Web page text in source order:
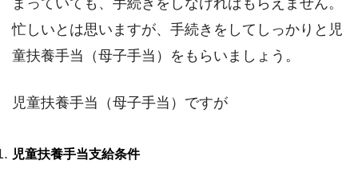
忙しいとは思いますが、手続きをしてしっかりと児
童扶養手当（母子手当）をもらいましょう。
児童扶養手当（母子手当）ですが
児童扶養手当支給条件